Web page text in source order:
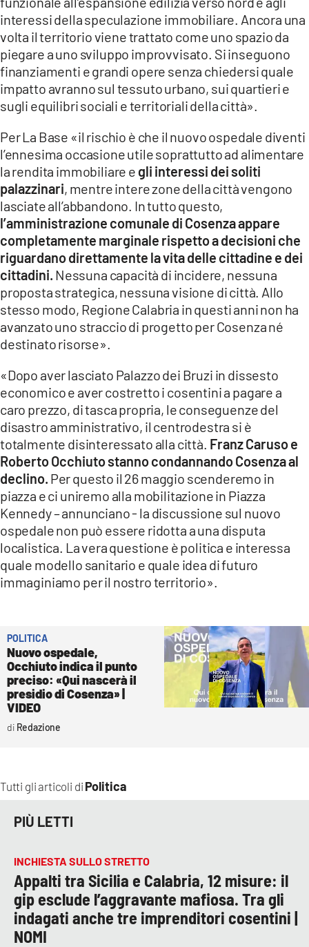
Tutti gli articoli di Politica
interessi della speculazione immobiliare. Ancora una
volta il territorio viene trattato come uno spazio da
piegare a uno sviluppo improvvisato. Si inseguono
finanziamenti e grandi opere senza chiedersi quale
impatto avranno sul tessuto urbano, sui quartieri e
sugli equilibri sociali e territoriali della città».
Per La Base «il rischio è che il nuovo ospedale diventi
l’ennesima occasione utile soprattutto ad alimentare
la rendita immobiliare e gli interessi dei soliti
palazzinari, mentre intere zone della città vengono
lasciate all’abbandono. In tutto questo,
l’amministrazione comunale di Cosenza appare
completamente marginale rispetto a decisioni che
riguardano direttamente la vita delle cittadine e dei
cittadini. Nessuna capacità di incidere, nessuna
proposta strategica, nessuna visione di città. Allo
stesso modo, Regione Calabria in questi anni non ha
avanzato uno straccio di progetto per Cosenza né
destinato risorse».
«Dopo aver lasciato Palazzo dei Bruzi in dissesto
economico e aver costretto i cosentini a pagare a
caro prezzo, di tasca propria, le conseguenze del
disastro amministrativo, il centrodestra si è
totalmente disinteressato alla città. Franz Caruso e
Roberto Occhiuto stanno condannando Cosenza al
declino. Per questo il 26 maggio scenderemo in
piazza e ci uniremo alla mobilitazione in Piazza
Kennedy – annunciano - la discussione sul nuovo
ospedale non può essere ridotta a una disputa
localistica. La vera questione è politica e interessa
quale modello sanitario e quale idea di futuro
immaginiamo per il nostro territorio».
POLITICA
Nuovo ospedale,
Occhiuto indica il punto
preciso: «Qui nascerà il
presidio di Cosenza» |
VIDEO
Redazione
PIÙ LETTI
INCHIESTA SULLO STRETTO
Appalti tra Sicilia e Calabria, 12 misure: il
gip esclude l’aggravante mafiosa. Tra gli
indagati anche tre imprenditori cosentini |
NOMI